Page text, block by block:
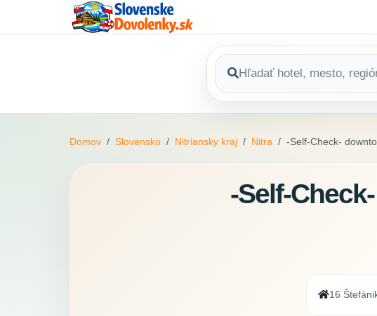
Domov Slovensko Nitriansky kraj Nitra -Self-Check-
-Self-
16